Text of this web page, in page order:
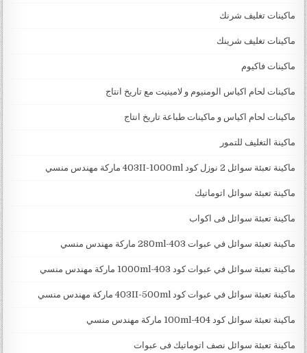
ماكينات تغليف شرنك
ماكينات تغليف شرينك
ماكينات فاكيوم
ماكينات لحام اكياس الومنيوم و لامينيت مع تاريخ انتاج
ماكينات لحام اكياس و ماكينات طباعة تاريخ انتاج
ماكينة التغليف للتمور
ماكينة تعبئة سوائل 2 نوزل كود 403II-1000ml ماركة مهندس منسي
ماكينة تعبئة سوائل اتوماتيك
ماكينة تعبئة سوائل فى اكواب
ماكينة تعبئة سوائل في عبوات 403-280ml ماركة مهندس منسي
ماكينة تعبئة سوائل في عبوات كود 403-1000ml ماركة مهندس منسي
ماكينة تعبئة سوائل في عبوات كود 403II-500ml ماركة مهندس منسي
ماكينة تعبئة سوائل كود 404-100ml ماركة مهندس منسي
ماكينة تعبئة سوائل نصف اتوماتيك فى عبوات